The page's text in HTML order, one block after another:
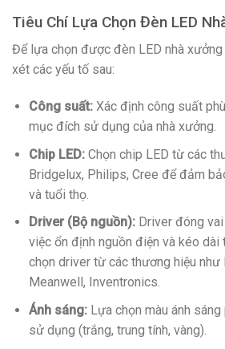
Tiêu Chí Lựa Chọn Đèn LED
Để lựa chọn được đèn LED nhà
xét các yếu tố sau:
Công suất:Xác định công suất
mục đích sử dụng của nhà xưởng.
Chip LED:Chọn chip LED từ các
Bridgelux, Philips, Cree để đảm
và tuổi thọ.
Driver (Bộ nguồn):Driver đóng vai
việc ổn định nguồn điện và kéo dài
chọn driver từ các thương hiệu như
Meanwell, Inventronics.
Ánh sáng:Lựa chọn màu ánh sáng
sử dụng (trắng, trung tính, vàng).